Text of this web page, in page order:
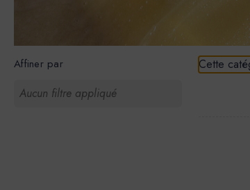
Affiner par
Aucun filtre appliqué
Cette